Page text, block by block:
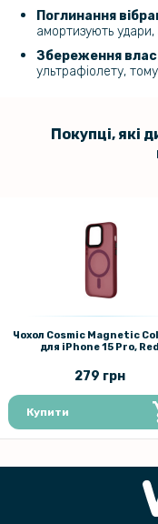
Поглинання
амортизують
Збереження
ультрафіолету,
Покупці, які
Чохол Cosmic Magnetic
для iPhone 15 Pro, Red
279 грн
Купити